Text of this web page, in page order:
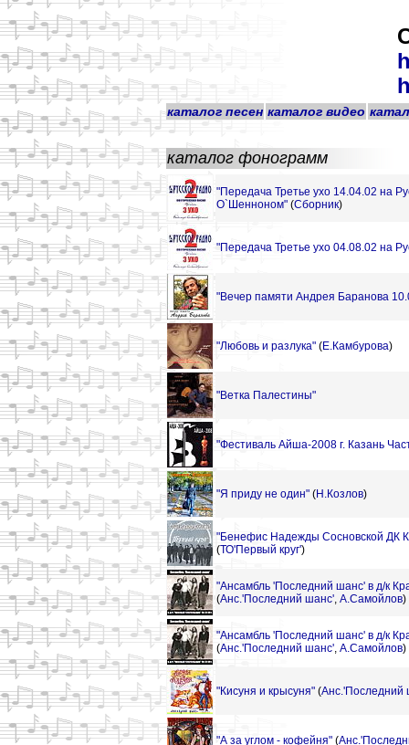
каталог песен каталог видео
каталог фонограмм
"Передача Третье ухо 14.04.02 на
О`Шенноном" (Сборник)
"Передача Третье ухо 04.08.02 на
"Вечер памяти Андрея Баранова
"Любовь и разлука" (Е.Камбурова)
"Ветка Палестины"
"Фестиваль Айша-2008 г. Казань
"Я приду не один" (Н.Козлов)
"Бенефис Надежды Сосновской ДК
(ТО'Первый круг')
"Ансамбль 'Последний шанс' в д/к
(Анс.'Последний шанс', А.Самойлов)
"Ансамбль 'Последний шанс' в д/к
(Анс.'Последний шанс', А.Самойлов)
"Кисуня и крысуня" (Анс.'Последний
"А за углом - кофейня" (